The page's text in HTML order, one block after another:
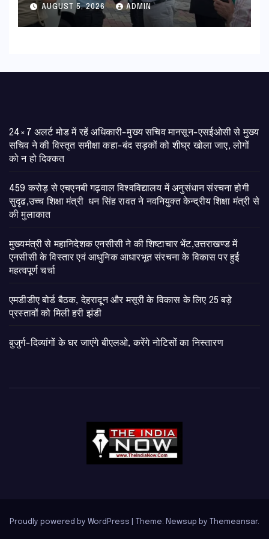
AUGUST 5, 2026 ADMIN
24×7 अलर्ट मोड में रहें अधिकारी-मुख्य सचिव मानसून-एसईओसी से मुख्य
सचिव ने की विस्तृत समीक्षा कहा-बंद सड़कों को शीघ्र खोला जाए, लोगों
को न हो दिक्कत
459 करोड़ से एचएनबी गढ़वाल विश्वविद्यालय में अनुसंधान संरचना होगी
सुदृढ,उच्च शिक्षा मंत्री धन सिंह रावत ने नवनियुक्त केन्द्रीय शिक्षा मंत्री से
की मुलाकात
मुख्यमंत्री से महानिदेशक एनसीसी ने की शिष्टाचार भेंट,उत्तराखण्ड में
एनसीसी के विस्तार एवं आधुनिक आधारभूत संरचना के विकास पर हुई
महत्वपूर्ण चर्चा
एमडीडीए बोर्ड बैठक, देहरादून और मसूरी के विकास के लिए 25 बड़े
प्रस्तावों को मिली हरी झंडी
बुजुर्ग-दिव्यांगों के घर जाएंगे बीएलओ, करेंगे नोटिसों का निस्तारण
Proudly powered by WordPress Theme: Newsup by Themeansar.